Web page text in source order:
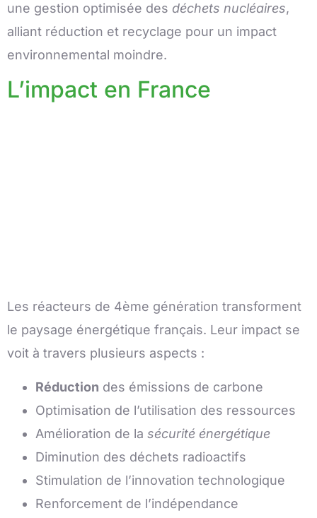
une gestion optimisée des déchets nucléaires,
alliant réduction et recyclage pour un impact
environnemental moindre.
L’impact en France
Les réacteurs de 4ème génération transforment
le paysage énergétique français. Leur impact se
voit à travers plusieurs aspects :
Réduction des émissions de carbone
Optimisation de l’utilisation des ressources
Amélioration de la sécurité énergétique
Diminution des déchets radioactifs
Stimulation de l’innovation technologique
Renforcement de l’indépendance